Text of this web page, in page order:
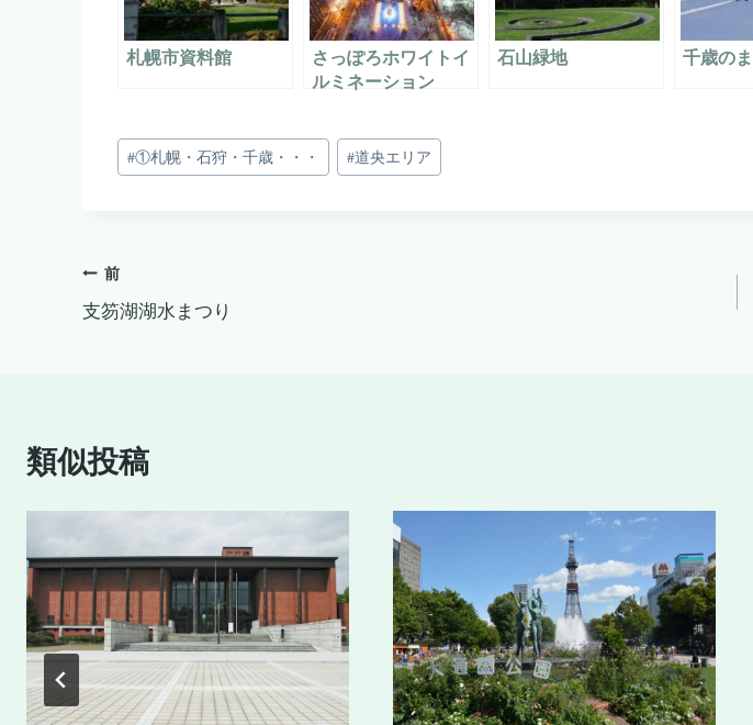
札幌市資料館
さっぽろホワイトイ
ルミネーション
石山緑地 千歳の
投
稿
#①札幌・石狩・千歳・・・ #道央エリア
投
稿
ゲ
ー
シ
ョ
ン
前
支笏湖湖水まつり
類似投稿